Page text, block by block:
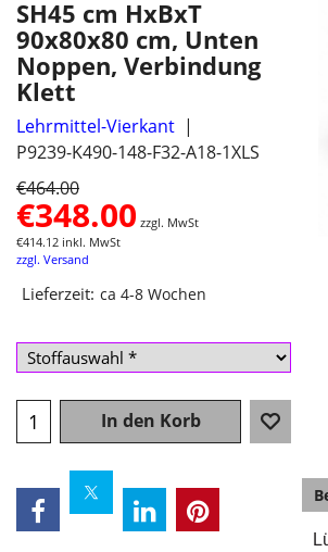
SH45 cm HxBxT
90x80x80 cm, Unten
Noppen, Verbindung
Klett
Lehrmittel-Vierkant
P9239-K490-148-F32-A18-1XLS
€464.00
€348.00 zzgl. MwSt
€414.12 inkl. MwSt
zzgl. Versand
Lieferzeit: ca 4-8 Wochen
In den Korb